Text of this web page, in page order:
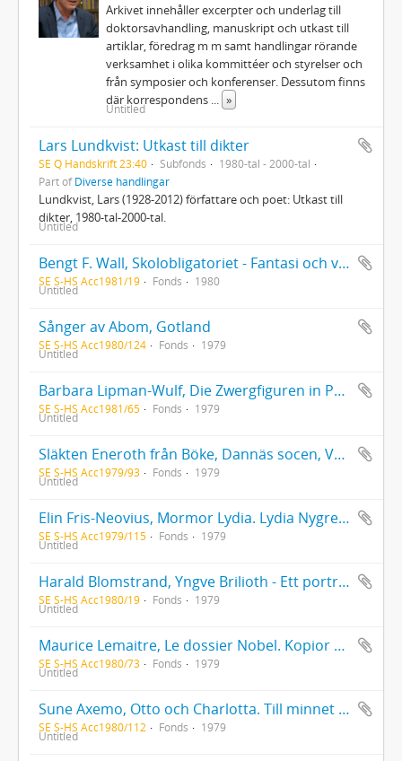
Arkivet innehåller excerpter och underlag till
doktorsavhandling, manuskript och utkast till
artiklar, föredrag m m samt handlingar rörande
verksamhet i olika kommittéer och styrelser och
från symposier och konferenser. Dessutom finns
där korrespondens
»
Untitled
Lars Lundkvist: Utkast till dikter
SE Q Handskrift 23:40 Subfonds
1980-tal - 2000-tal
Part ofDiverse handlingar
Lundkvist, Lars (1928-2012) författare och poet: Utkast till
dikter, 1980-tal-2000-tal.
Untitled
Bengt F. Wall, Skolobligatoriet - Fantasi och verklighet, Skoldebatten då och nu, Gymnasiet och tvångsskolan
SE S-HS Acc1981/19 Fonds 1980
Untitled
Sånger av Abom, Gotland
SE S-HS Acc1980/124 Fonds 1979
Untitled
Barbara Lipman-Wulf, Die Zwergfiguren in Pär Lagerkvists Dvärgen und Günter Grass' Die Blechtrommel
SE S-HS Acc1981/65 Fonds 1979
Untitled
Släkten Eneroth från Böke, Dannäs socen, Västbo härad, Jönköpings län
SE S-HS Acc1979/93 Fonds 1979
Untitled
Elin Fris-Neovius, Mormor Lydia. Lydia Nygrens (1840-1925) levnadsteckning
SE S-HS Acc1979/115 Fonds 1979
Untitled
Harald Blomstrand, Yngve Brilioth - Ett porträttförsök
SE S-HS Acc1980/19 Fonds 1979
Untitled
Maurice Lemaitre, Le dossier Nobel. Kopior av dokument rörande Isidore Isou som Nobelpriskandidat
SE S-HS Acc1980/73 Fonds 1979
Untitled
Sune Axemo, Otto och Charlotta. Till minnet av far och mor
SE S-HS Acc1980/112 Fonds 1979
Untitled